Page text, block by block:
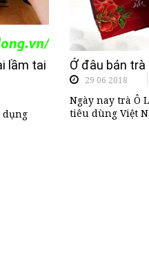
tai hại khi uống trà
dụng
Ở đâu bán trà
29 06 2018
Ngày nay trà Ô
tiêu dùng Việt